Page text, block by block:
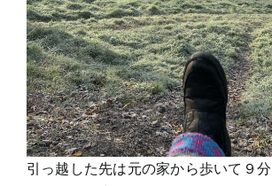
引っ越した先は元の家から歩いて９